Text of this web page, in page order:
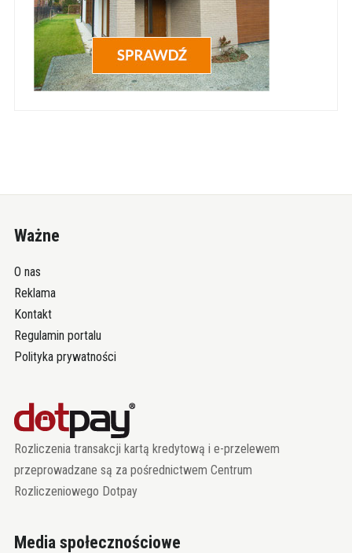
Ważne
O nas
Reklama
Kontakt
Regulamin portalu
Polityka prywatności
Rozliczenia transakcji kartą kredytową i e-przelewem
przeprowadzane są za pośrednictwem Centrum
Rozliczeniowego Dotpay
Media społecznościowe